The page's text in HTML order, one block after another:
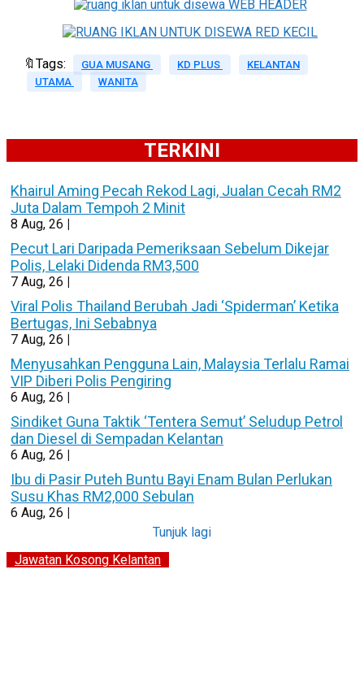
🔖Tags: GUA MUSANG KD PLUS
KELANTAN
UTAMA
WANITA
TERKINI
Khairul Aming Pecah Rekod Lagi, Jualan Cecah RM2
Juta Dalam Tempoh 2 Minit
8 Aug, 26
Pecut Lari Daripada Pemeriksaan Sebelum Dikejar
Polis, Lelaki Didenda RM3,500
7 Aug, 26
Viral Polis Thailand Berubah Jadi ‘Spiderman’ Ketika
Bertugas, Ini Sebabnya
7 Aug, 26
Menyusahkan Pengguna Lain, Malaysia Terlalu Ramai
VIP Diberi Polis Pengiring
6 Aug, 26
Sindiket Guna Taktik ‘Tentera Semut’ Seludup Petrol
dan Diesel di Sempadan Kelantan
6 Aug, 26
Ibu di Pasir Puteh Buntu Bayi Enam Bulan Perlukan
Susu Khas RM2,000 Sebulan
6 Aug, 26
Tunjuk lagi
Jawatan Kosong Kelantan